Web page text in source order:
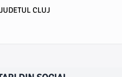
CLUJ